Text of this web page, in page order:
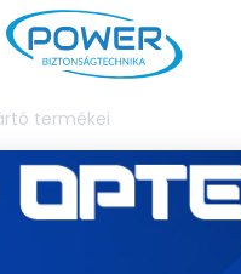
termékei